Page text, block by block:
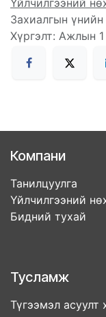
Захиалгын
Хүргэлт: Ажлын
Компани
Танилцуулга
Үйлчилгээний
Бидний тухай
Тусламж
Түгээмэл